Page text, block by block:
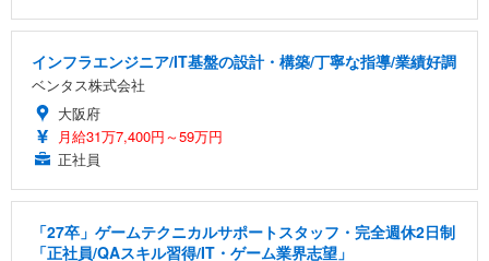
インフラエンジニア/IT基盤の設計・構築/丁寧な指導/業績好調
ベンタス株式会社
大阪府
月給31万7,400円～59万円
正社員
「27卒」ゲームテクニカルサポートスタッフ・完全週休2日制
「正社員/QAスキル習得/IT・ゲーム業界志望」